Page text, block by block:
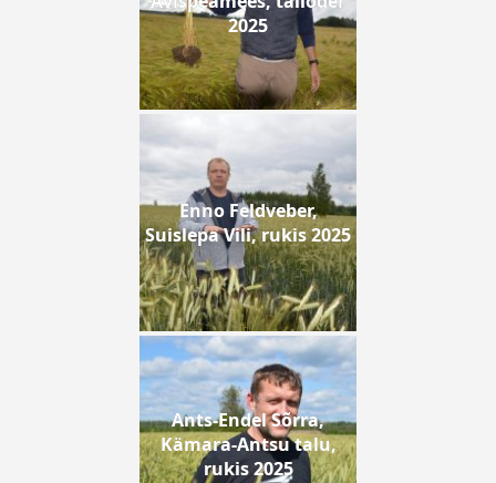
2025
Enno Feldveber,
Suislepa Vili, rukis 2025
Ants-Endel Sõrra,
Kämara-Antsu talu,
rukis 2025